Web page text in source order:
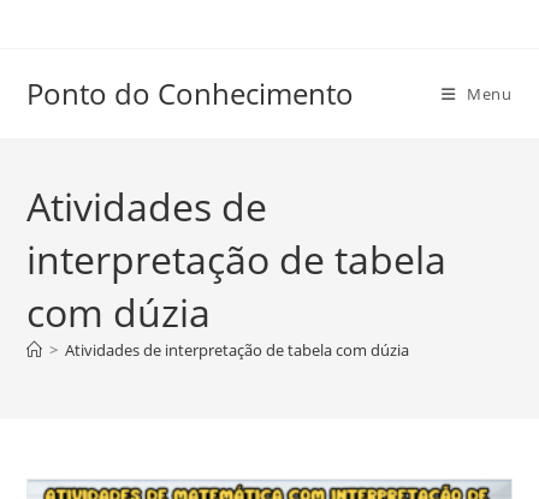
conteúdo
Ponto do Conhecimento Menu
Atividades de
interpretação de tabela
com dúzia
> Atividades de interpretação de tabela com dúzia